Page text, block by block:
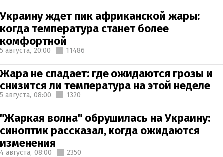
Украину ждет пик африканской жары:
когда температура станет более
комфортной
5 августа, 20:00 11486
Жара не спадает: где ожидаются грозы и
снизится ли температура на этой неделе
5 августа, 08:00 1320
"Жаркая волна" обрушилась на Украину:
синоптик рассказал, когда ожидаются
изменения
4 августа, 08:00 2350